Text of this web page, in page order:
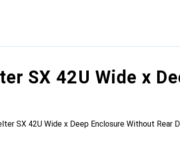
SX 42U Wide x
SX 42U Wide x Deep Enclosure Without Rear